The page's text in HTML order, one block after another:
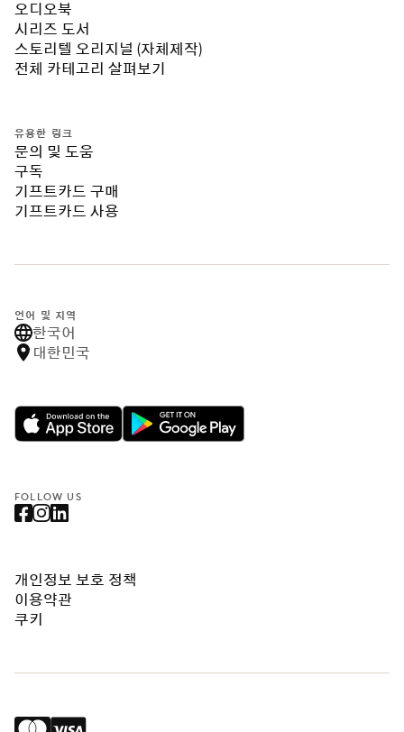
오디오북
시리즈 도서
스토리텔 오리지널 (자체제작)
전체 카테고리 살펴보기
유용한 링크
문의 및 도움
구독
기프트카드 구매
기프트카드 사용
언어 및 지역
한국어
대한민국
FOLLOW US
개인정보 보호 정책
이용약관
쿠키